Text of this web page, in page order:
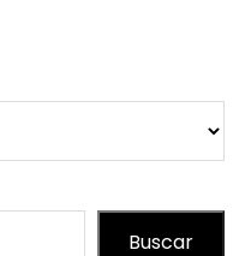
Buscar